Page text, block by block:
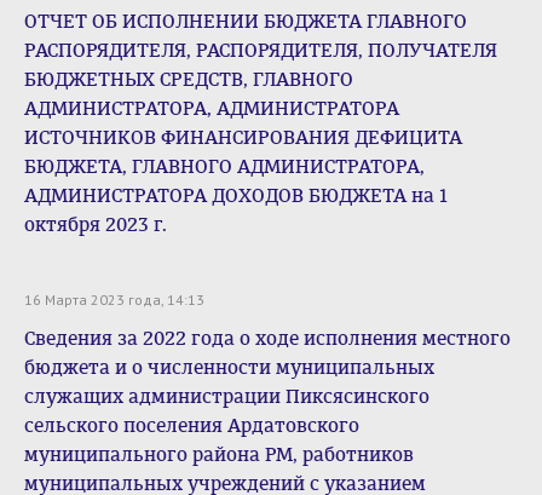
ОТЧЕТ ОБ ИСПОЛНЕНИИ БЮДЖЕТА ГЛАВНОГО
РАСПОРЯДИТЕЛЯ, РАСПОРЯДИТЕЛЯ, ПОЛУЧАТЕЛЯ
БЮДЖЕТНЫХ СРЕДСТВ, ГЛАВНОГО
АДМИНИСТРАТОРА, АДМИНИСТРАТОРА
ИСТОЧНИКОВ ФИНАНСИРОВАНИЯ ДЕФИЦИТА
БЮДЖЕТА, ГЛАВНОГО АДМИНИСТРАТОРА,
АДМИНИСТРАТОРА ДОХОДОВ БЮДЖЕТА на 1
октября 2023 г.
16 Марта 2023 года, 14:13
Сведения за 2022 года о ходе исполнения местного
бюджета и о численности муниципальных
служащих администрации Пиксясинского
сельского поселения Ардатовского
муниципального района РМ, работников
муниципальных учреждений с указанием